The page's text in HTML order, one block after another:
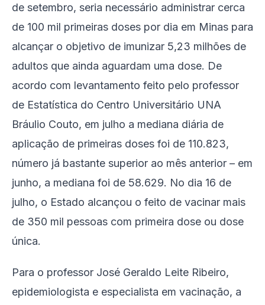
de setembro, seria necessário administrar cerca
de 100 mil primeiras doses por dia em Minas para
alcançar o objetivo de imunizar 5,23 milhões de
adultos que ainda aguardam uma dose. De
acordo com levantamento feito pelo professor
de Estatística do Centro Universitário UNA
Bráulio Couto, em julho a mediana diária de
aplicação de primeiras doses foi de 110.823,
número já bastante superior ao mês anterior – em
junho, a mediana foi de 58.629. No dia 16 de
julho, o Estado alcançou o feito de vacinar mais
de 350 mil pessoas com primeira dose ou dose
única.
Para o professor José Geraldo Leite Ribeiro,
epidemiologista e especialista em vacinação, a